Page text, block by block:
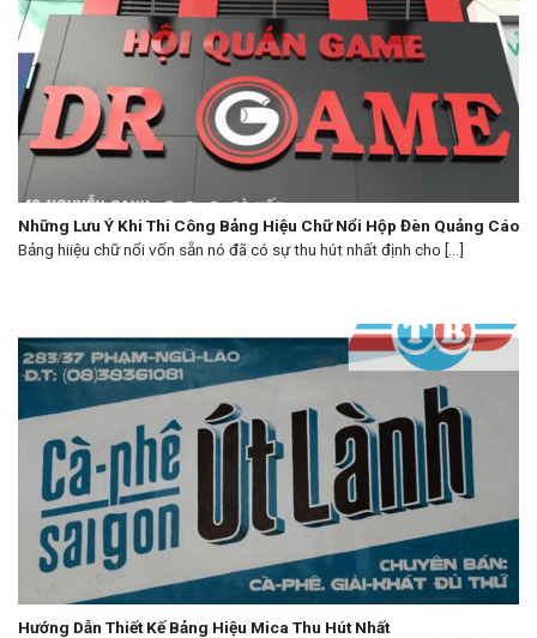
Những Lưu Ý Khi Thi Công Bảng Hiệu Chữ Nổi Hộp Đèn Quảng Cáo
Bảng hiiệu chữ nổi vốn sẵn nó đã có sự thu hút nhất định cho [...]
Hướng Dẫn Thiết Kế Bảng Hiệu Mica Thu Hút Nhất